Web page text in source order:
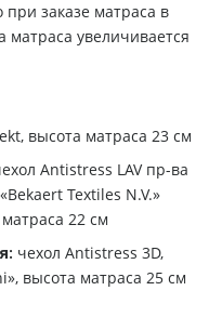
заказе матраса в
увеличивается
высота матраса 23 см
Antistress LAV пр-ва
Textiles N.V.»
22 см
чехол Antistress 3D,
высота матраса 25 см